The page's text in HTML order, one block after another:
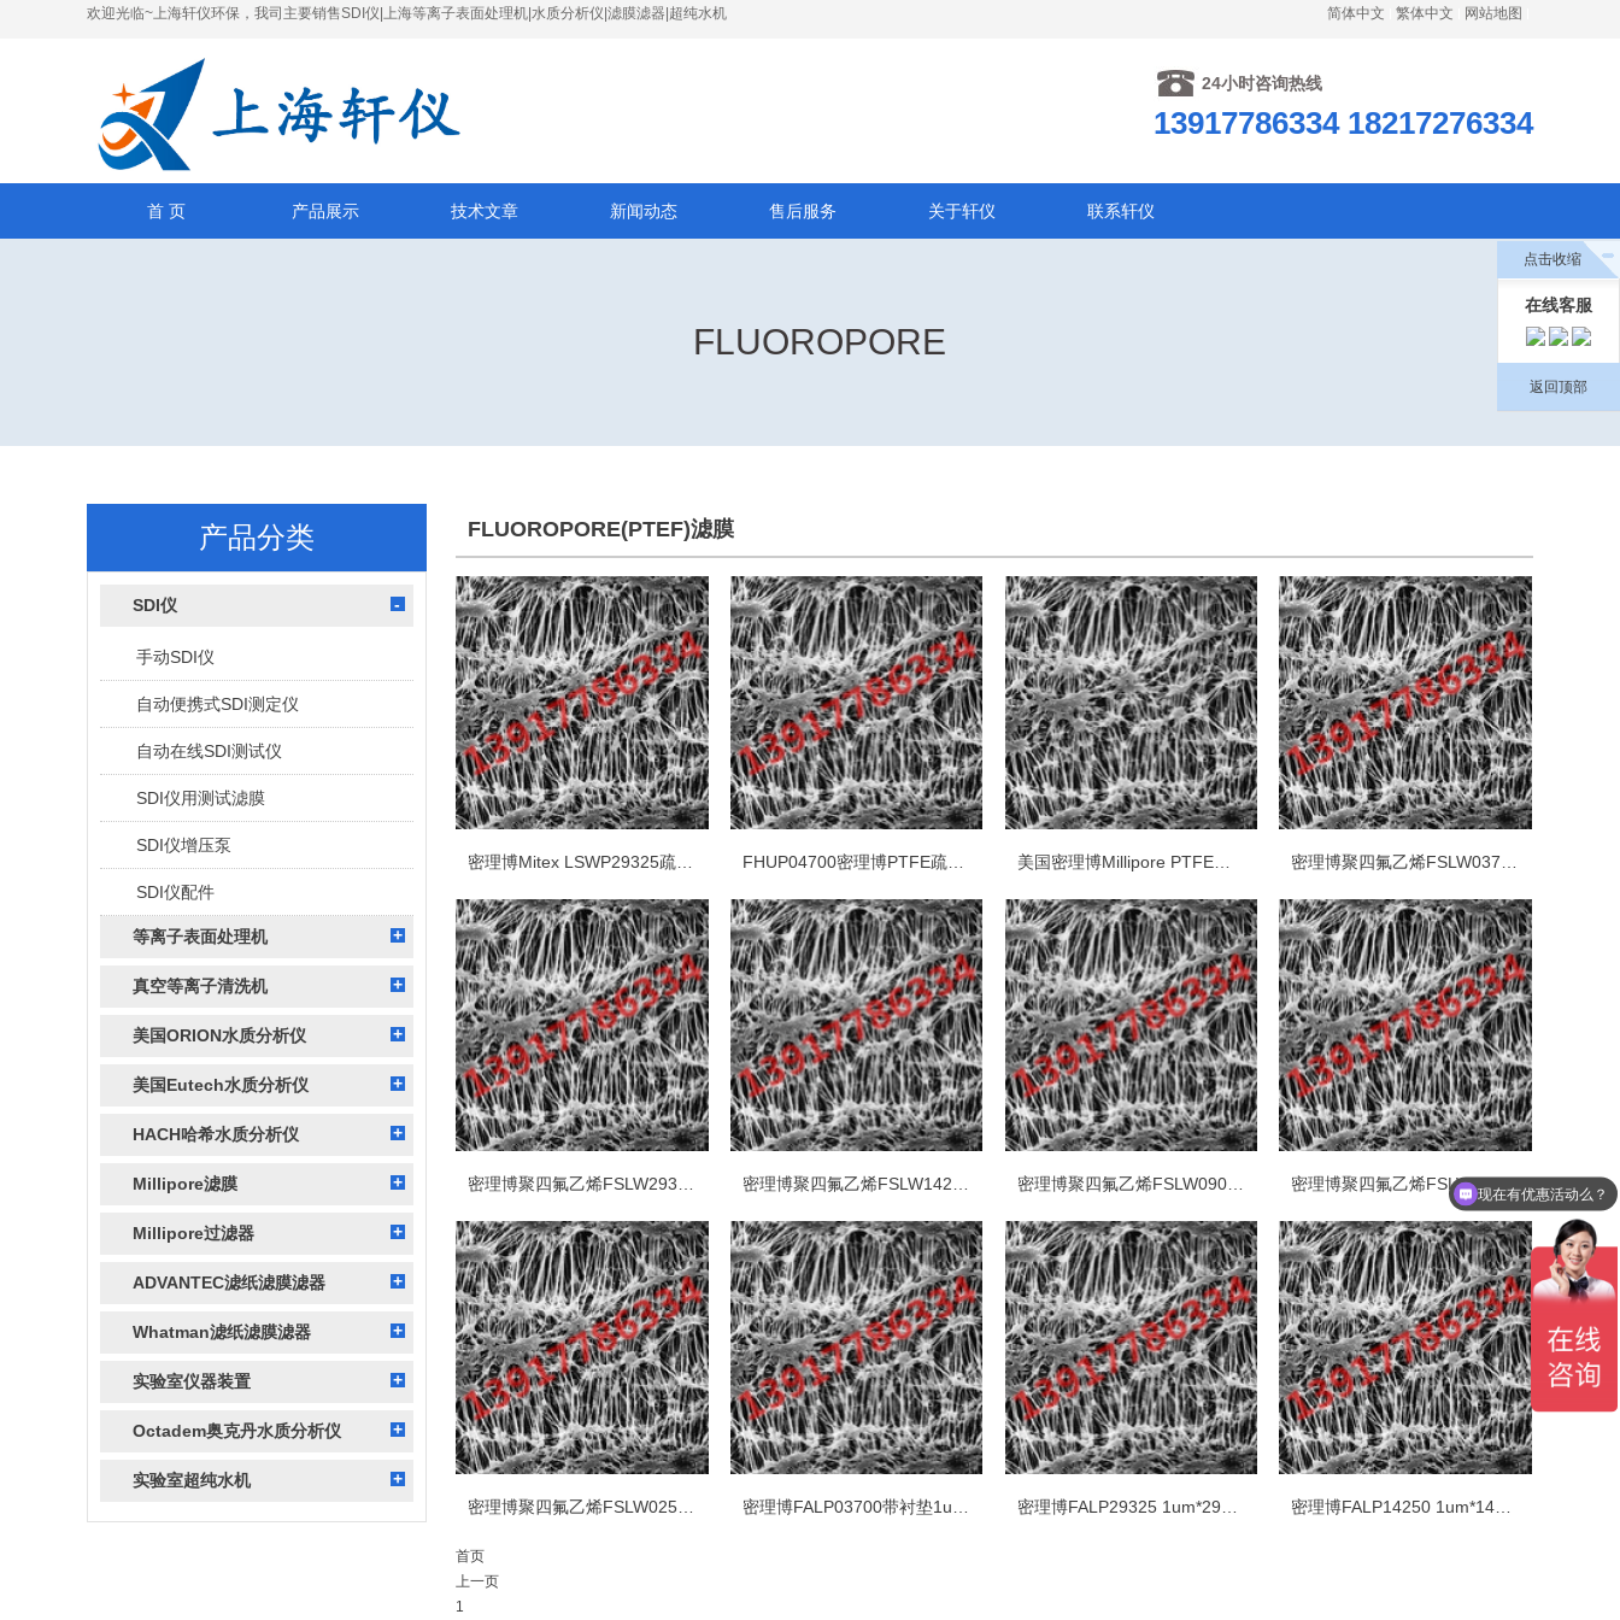
欢迎光临~上海轩仪环保，我司主要销售SDI仪|上海等离子表面处理机|水质分析仪|滤膜滤器|超纯水机 简体中文 繁体中文 网站地图
24小时咨询热线
13917786334 18217276334
首 页 产品展示 技术文章 新闻动态 售后服务 关于轩仪 联系轩仪
FLUOROPORE
产品分类
SDI仪
手动SDI仪
自动便携式SDI测定仪
自动在线SDI测试仪
SDI仪用测试滤膜
SDI仪增压泵
SDI仪配件
等离子表面处理机
真空等离子清洗机
美国ORION水质分析仪
美国Eutech水质分析仪
HACH哈希水质分析仪
Millipore滤膜
Millipore过滤器
ADVANTEC滤纸滤膜滤器
Whatman滤纸滤膜滤器
实验室仪器装置
Octadem奥克丹水质分析仪
实验室超纯水机
FLUOROPORE(PTEF)滤膜
密理博Mitex LSWP29325疏水PTFE 5um白色光面表面滤膜 FHUP04700密理博PTFE疏水0.5um不带衬垫表面滤膜 美国密理博Millipore PTFE聚四氟乙烯表面滤膜
密理博聚四氟乙烯FSLW29300疏水PTFE 3um*293mm白色光面表面滤膜 密理博聚四氟乙烯FSLW14200疏水PTFE 3um*142mm白色光面表面滤膜 密理博聚四氟乙烯FSLW09025疏水PTFE 3um*90mm白色光面表面滤膜 密理博聚四氟乙烯FSLW04700疏水PTFE 3um*47mm白色光面表面滤膜
密理博聚四氟乙烯FSLW02500疏水PTFE 3um*25mm白色光面表面滤膜
首页
上一页
1
点击收缩
在线客服
返回顶部
现在有优惠活动么？